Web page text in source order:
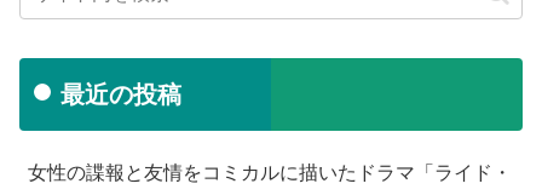
最近の投稿
女性の諜報と友情をコミカルに描いたドラマ「ライド・